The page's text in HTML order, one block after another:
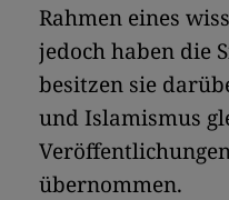
Rahmen eines
jedoch haben die
besitzen sie
und Islamismus
übernommen.